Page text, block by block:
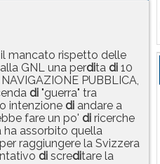
mancato rispetto delle
GNL una perdita di 10
PUBBLICA,
di "guerra" tra
intenzione di andare a
fare un po' di ricerche
ha assorbito quella
raggiungere la Svizzera
di screditare la